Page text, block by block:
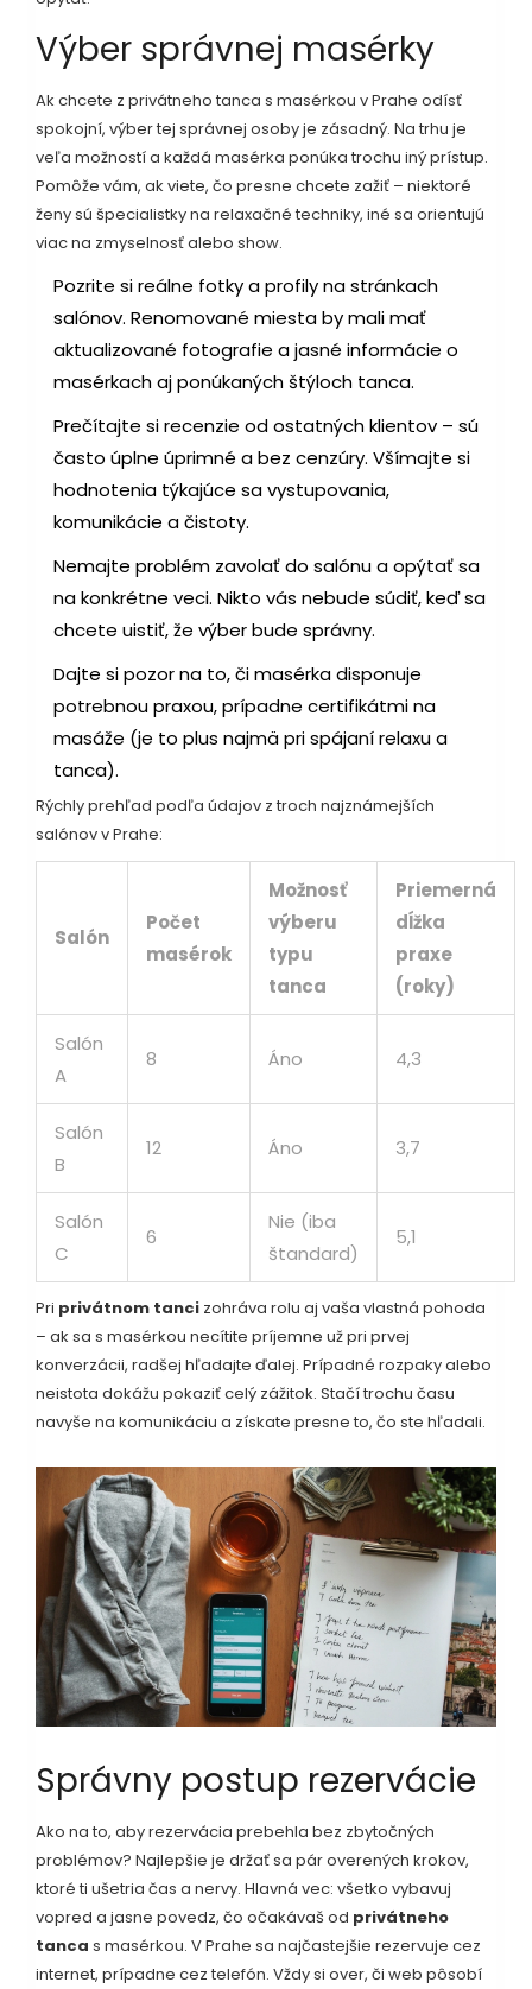
Výber správnej masérky
Ak chcete z privátneho tanca s masérkou v Prahe odísť
spokojní, výber tej správnej osoby je zásadný. Na trhu je
veľa možností a každá masérka ponúka trochu iný prístup.
Pomôže vám, ak viete, čo presne chcete zažiť – niektoré
ženy sú špecialistky na relaxačné techniky, iné sa orientujú
viac na zmyselnosť alebo show.
Pozrite si reálne fotky a profily na stránkach
salónov. Renomované miesta by mali mať
aktualizované fotografie a jasné informácie o
masérkach aj ponúkaných štýloch tanca.
Prečítajte si recenzie od ostatných klientov – sú
často úplne úprimné a bez cenzúry. Všímajte si
hodnotenia týkajúce sa vystupovania,
komunikácie a čistoty.
Nemajte problém zavolať do salónu a opýtať sa
na konkrétne veci. Nikto vás nebude súdiť, keď sa
chcete uistiť, že výber bude správny.
Dajte si pozor na to, či masérka disponuje
potrebnou praxou, prípadne certifikátmi na
masáže (je to plus najmä pri spájaní relaxu a
tanca).
Rýchly prehľad podľa údajov z troch najznámejších
salónov v Prahe:
Salón
Počet
masérok
Možnosť
výberu
typu
tanca
Priemerná
dĺžka
praxe
(roky)
Salón
A
8 Áno 4,3
Salón
B
12 Áno 3,7
Salón
C
6
Nie (iba
štandard)
5,1
Pri privátnom tanci zohráva rolu aj vaša vlastná pohoda
– ak sa s masérkou necítite príjemne už pri prvej
konverzácii, radšej hľadajte ďalej. Prípadné rozpaky alebo
neistota dokážu pokaziť celý zážitok. Stačí trochu času
navyše na komunikáciu a získate presne to, čo ste hľadali.
Správny postup rezervácie
Ako na to, aby rezervácia prebehla bez zbytočných
problémov? Najlepšie je držať sa pár overených krokov,
ktoré ti ušetria čas a nervy. Hlavná vec: všetko vybavuj
vopred a jasne povedz, čo očakávaš od privátneho
tanca s masérkou. V Prahe sa najčastejšie rezervuje cez
internet, prípadne cez telefón. Vždy si over, či web pôsobí